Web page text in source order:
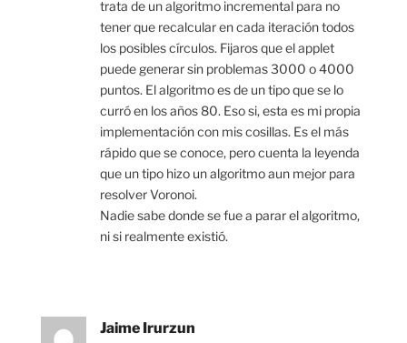
trata de un algoritmo incremental para no
tener que recalcular en cada iteración todos
los posibles círculos. Fijaros que el applet
puede generar sin problemas 3000 o 4000
puntos. El algoritmo es de un tipo que se lo
curró en los años 80. Eso si, esta es mi propia
implementación con mis cosillas. Es el más
rápido que se conoce, pero cuenta la leyenda
que un tipo hizo un algoritmo aun mejor para
resolver Voronoi.
Nadie sabe donde se fue a parar el algoritmo,
ni si realmente existió.
Jaime Irurzun